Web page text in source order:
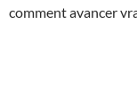
comment avancer